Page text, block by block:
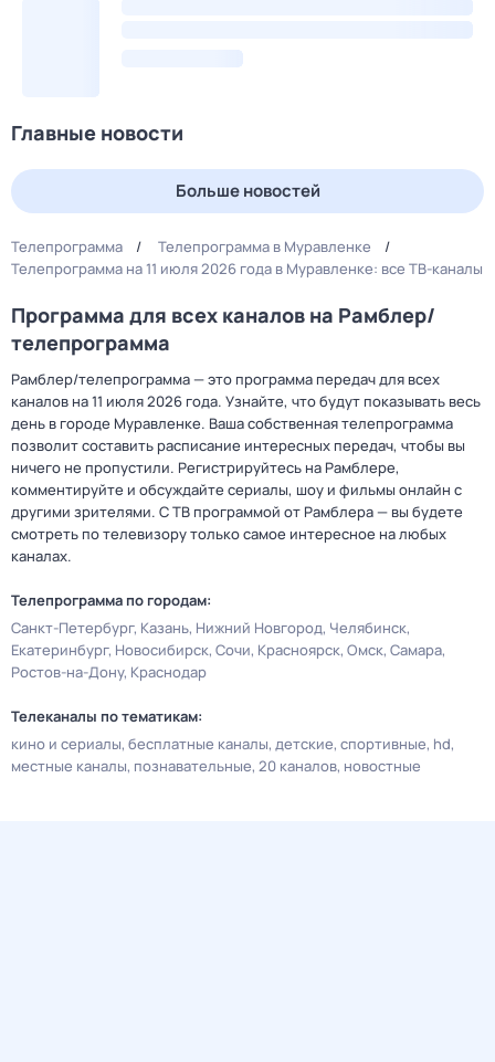
Главные новости
Больше новостей
Телепрограмма
Телепрограмма в Муравленке
Телепрограмма на 11 июля 2026 года в Муравленке: все ТВ-каналы
Программа для всех каналов на Рамблер/
телепрограмма
Рамблер/телепрограмма — это программа передач для всех
каналов на 11 июля 2026 года. Узнайте, что будут показывать весь
день в городе Муравленке. Ваша собственная телепрограмма
позволит составить расписание интересных передач, чтобы вы
ничего не пропустили. Регистрируйтесь на Рамблере,
комментируйте и обсуждайте сериалы, шоу и фильмы онлайн с
другими зрителями. С ТВ программой от Рамблера — вы будете
смотреть по телевизору только самое интересное на любых
каналах.
Телепрограмма по городам:
Санкт-Петербург Казань Нижний Новгород Челябинск
Екатеринбург Новосибирск Сочи Красноярск Омск Самара
Ростов-на-Дону Краснодар
Телеканалы по тематикам:
кино и сериалы бесплатные каналы детские спортивные hd
местные каналы познавательные 20 каналов новостные